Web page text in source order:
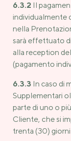
6.3.2 Il
individualmente
nella
sarà effettuato
alla reception
(pagamento
6.3.3 In caso di
Supplementari
parte di uno o
Cliente, che si
trenta (30)